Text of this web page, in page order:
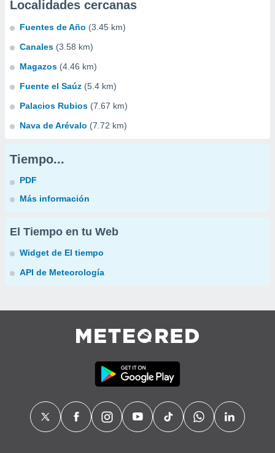
Localidades cercanas
Fuentes de Año (3.45 km)
Canales (3.58 km)
Magazos (4.46 km)
Fuente el Saúz (5.4 km)
Palacios Rubios (7.67 km)
Nava de Arévalo (7.72 km)
Tiempo...
PDF
Más información
El Tiempo en tu Web
Widget de El tiempo
API de Meteorología